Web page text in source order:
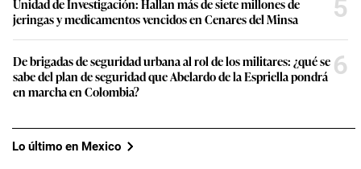
Unidad de Investigación: Hallan más de siete millones de
jeringas y medicamentos vencidos en Cenares del Minsa
5
De brigadas de seguridad urbana al rol de los militares: ¿qué se
sabe del plan de seguridad que Abelardo de la Espriella pondrá
en marcha en Colombia?
6
Lo último en Mexico